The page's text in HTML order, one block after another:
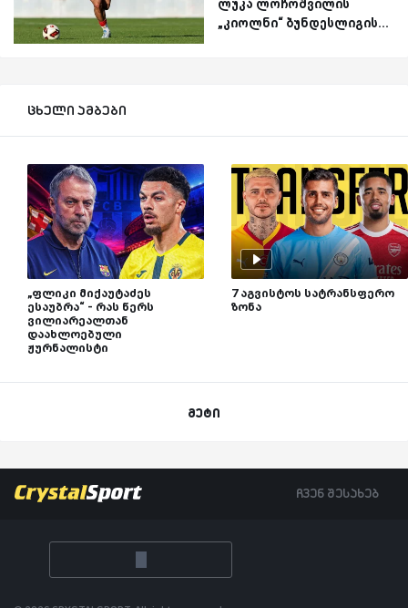
ლუკა ლოჩოშვილის
„კიოლნი“ ბუნდესლიგის...
ცხელი ამბები
„ფლიკი მიქაუტაძეს
ესაუბრა“ - რას წერს
ვილიარეალთან
დაახლოებული
ჟურნალისტი
7 აგვისტოს სატრანსფერო
ზონა
მეტი
ჩვენ შესახებ